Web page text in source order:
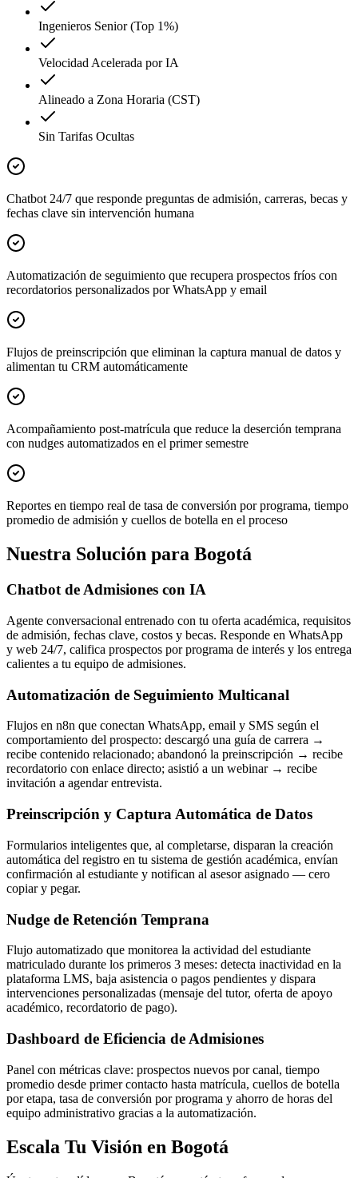
Ingenieros Senior (Top 1%)
Velocidad Acelerada por IA
Alineado a Zona Horaria (CST)
Sin Tarifas Ocultas
Chatbot 24/7 que responde preguntas de admisión, carreras, becas y
fechas clave sin intervención humana
Automatización de seguimiento que recupera prospectos fríos con
recordatorios personalizados por WhatsApp y email
Flujos de preinscripción que eliminan la captura manual de datos y
alimentan tu CRM automáticamente
Acompañamiento post-matrícula que reduce la deserción temprana
con nudges automatizados en el primer semestre
Reportes en tiempo real de tasa de conversión por programa, tiempo
promedio de admisión y cuellos de botella en el proceso
Nuestra Solución para Bogotá
Chatbot de Admisiones con IA
Agente conversacional entrenado con tu oferta académica, requisitos
de admisión, fechas clave, costos y becas. Responde en WhatsApp
y web 24/7, califica prospectos por programa de interés y los entrega
calientes a tu equipo de admisiones.
Automatización de Seguimiento Multicanal
Flujos en n8n que conectan WhatsApp, email y SMS según el
comportamiento del prospecto: descargó una guía de carrera →
recibe contenido relacionado; abandonó la preinscripción → recibe
recordatorio con enlace directo; asistió a un webinar → recibe
invitación a agendar entrevista.
Preinscripción y Captura Automática de Datos
Formularios inteligentes que, al completarse, disparan la creación
automática del registro en tu sistema de gestión académica, envían
confirmación al estudiante y notifican al asesor asignado — cero
copiar y pegar.
Nudge de Retención Temprana
Flujo automatizado que monitorea la actividad del estudiante
matriculado durante los primeros 3 meses: detecta inactividad en la
plataforma LMS, baja asistencia o pagos pendientes y dispara
intervenciones personalizadas (mensaje del tutor, oferta de apoyo
académico, recordatorio de pago).
Dashboard de Eficiencia de Admisiones
Panel con métricas clave: prospectos nuevos por canal, tiempo
promedio desde primer contacto hasta matrícula, cuellos de botella
por etapa, tasa de conversión por programa y ahorro de horas del
equipo administrativo gracias a la automatización.
Escala Tu Visión en Bogotá